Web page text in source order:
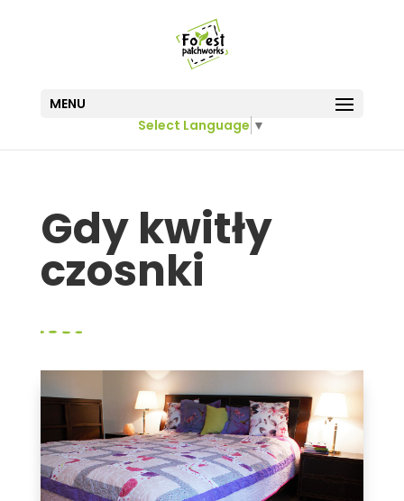
MENU
Select Language ▼
Gdy kwitły
czosnki